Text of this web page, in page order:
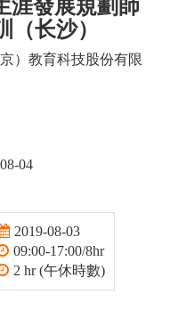
涯發展規劃師
（长沙）
）教育科技股份有限
04
2019-08-03
09:00-17:00/8hr
2 hr (午休時數)